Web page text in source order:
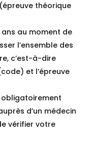
théorique
au moment de
l’ensemble des
c’est-à-dire
et l’épreuve
obligatoirement
d’un médecin
vérifier votre